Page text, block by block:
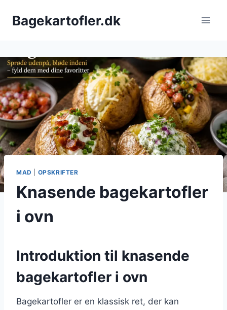
Bagekartofler.dk
MAD OPSKRIFTER
Knasende bagekartofler
i ovn
Introduktion til knasende
bagekartofler i ovn
Bagekartofler er en klassisk ret, der kan